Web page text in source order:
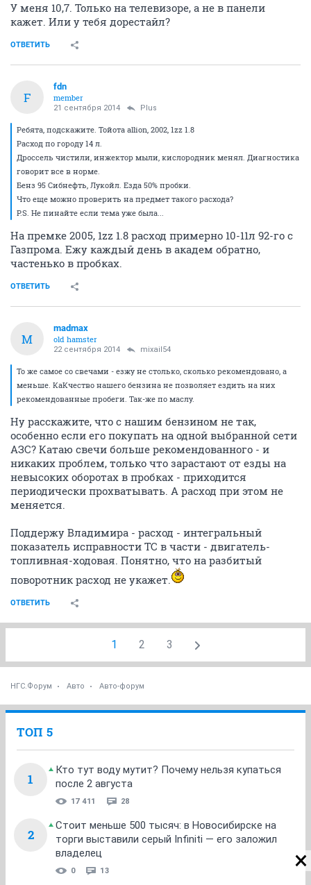
У меня 10,7. Только на телевизоре, а не в панели
кажет. Или у тебя дорестайл?
ОТВЕТИТЬ
F
fdn
member
21 сентября 2014 Plus
Ребята, подскажите. Тойота allion, 2002, 1zz 1.8
Расход по городу 14 л.
Дроссель чистили, инжектор мыли, кислородник менял. Диагностика
говорит все в норме.
Бенз 95 Сибнефть, Лукойл. Езда 50% пробки.
Что еще можно проверить на предмет такого расхода?
P.S. Не пинайте если тема уже была...
На премке 2005, 1zz 1.8 расход примерно 10-11л 92-го с
Газпрома. Ежу каждый день в академ обратно,
частенько в пробках.
ОТВЕТИТЬ
M
madmax
old hamster
22 сентября 2014 mixail54
То же самое со свечами - езжу не столько, сколько рекомендовано, а
меньше. КаКчество нашего бензина не позволяет ездить на них
рекомендованные пробеги. Так-же по маслу.
Ну расскажите, что с нашим бензином не так,
особенно если его покупать на одной выбранной сети
АЗС? Катаю свечи больше рекомендованного - и
никаких проблем, только что зарастают от езды на
невысоких оборотах в пробках - приходится
периодически прохватывать. А расход при этом не
меняется.
Поддержу Владимира - расход - интегральный
показатель исправности ТС в части - двигатель-
топливная-ходовая. Понятно, что на разбитый
поворотник расход не укажет.
ОТВЕТИТЬ
1 2 3
НГС.Форум Авто Авто-форум
ТОП 5
1
Кто тут воду мутит? Почему нельзя купаться
после 2 августа
17 411 28
2
Стоит меньше 500 тысяч: в Новосибирске на
торги выставили серый Infiniti — его заложил
владелец
0 13